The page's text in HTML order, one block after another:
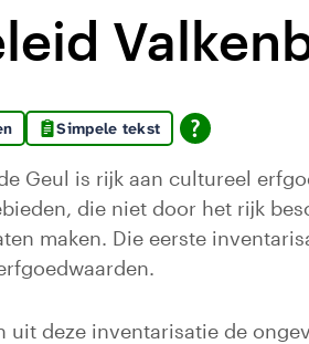
Simpele tekst
Geul is rijk aan cultureel
die niet door het rijk
maken. Die eerste
uit deze inventarisatie de